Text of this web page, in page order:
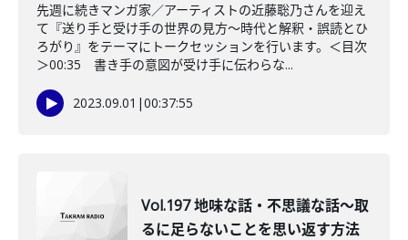
先週に続きマンガ家／アーティストの近藤聡乃さんを迎え
て『送り手と受け手の世界の見方〜時代と解釈・誤読とひ
ろがり』をテーマにトークセッションを行います。＜目次
＞00:35 書き手の意図が受け手に伝わらな...
2023.09.01 |00:37:55
Vol.197 地味な話・不思議な話〜取
るに足らないことを思い返す方法